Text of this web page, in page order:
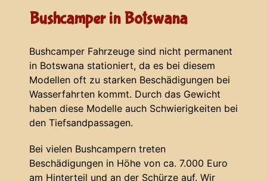
Bushcamper in Botswana
Bushcamper Fahrzeuge sind nicht permanent
in Botswana stationiert, da es bei diesem
Modellen oft zu starken Beschädigungen bei
Wasserfahrten kommt. Durch das Gewicht
haben diese Modelle auch Schwierigkeiten bei
den Tiefsandpassagen.
Bei vielen Bushcampern treten
Beschädigungen in Höhe von ca. 7.000 Euro
am Hinterteil und an der Schürze auf. Wir